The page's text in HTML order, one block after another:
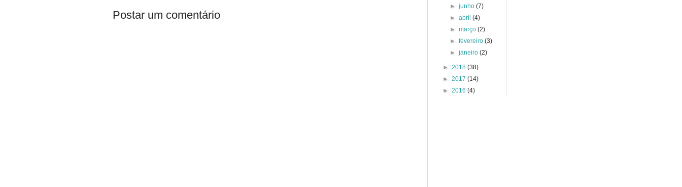
Postar um comentário
►junho(7)
►abril(4)
►março(2)
►fevereiro(3)
►janeiro(2)
► 2018 (38)
► 2017 (14)
► 2016 (4)